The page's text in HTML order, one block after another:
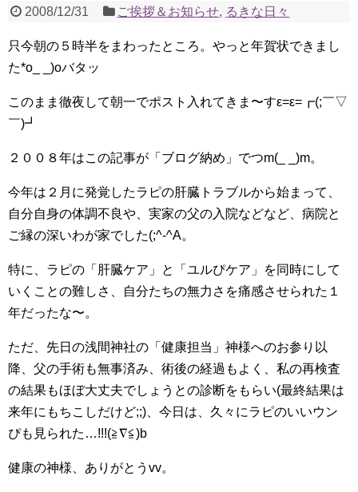
2008/12/31 ご挨拶＆お知らせ, るきな日々
只今朝の５時半をまわったところ。やっと年賀状できまし
た*o_ _)oバタッ
このまま徹夜して朝一でポスト入れてきま〜すε=ε=┏(;￣▽
￣)┛
２００８年はこの記事が「ブログ納め」でつm(_ _)m。
今年は２月に発覚したラピの肝臓トラブルから始まって、
自分自身の体調不良や、実家の父の入院などなど、病院と
ご縁の深いわが家でした(;^-^A。
特に、ラピの「肝臓ケア」と「ユルぴケア」を同時にして
いくことの難しさ、自分たちの無力さを痛感させられた１
年だったな〜。
ただ、先日の浅間神社の「健康担当」神様へのお参り以
降、父の手術も無事済み、術後の経過もよく、私の再検査
の結果もほぼ大丈夫でしょうとの診断をもらい(最終結果は
来年にもちこしだけど;;)、今日は、久々にラピのいいウン
ぴも見られた…!!!(≧∇≦)b
健康の神様、ありがとうvv。